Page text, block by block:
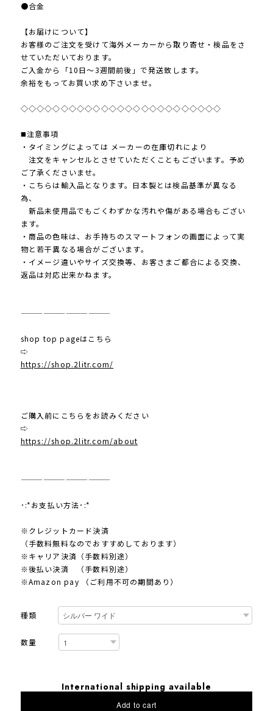
●合金
【お届けについて】
お客様のご注文を受けて海外メーカーから取り寄せ・検品をさ
せていただいております。
ご入金から「10日～3週間前後」で発送致します。
余裕をもってお買い求め下さいませ。
◇◇◇◇◇◇◇◇◇◇◇◇◇◇◇◇◇◇◇◇◇◇◇◇◇
◼️注意事項
・タイミングによっては メーカーの在庫切れにより
注文をキャンセルとさせていただくこともございます。予め
ご了承くださいませ。
・こちらは輸入品となります。日本製とは検品基準が異なる
為、
新品未使用品でもごくわずかな汚れや傷がある場合もござい
ます。
・商品の色味は、お手持ちのスマートフォンの画面によって実
物と若干異なる場合がございます。
・イメージ違いやサイズ交換等、お客さまご都合による交換、
返品は対応出来かねます。
————————————
shop top pageはこちら
⇨
https://shop.2litr.com/
ご購入前にこちらをお読みください
⇨
https://shop.2litr.com/about
————————————
･:*お支払い方法･:*
※クレジットカード決済
（手数料無料なのでおすすめしております）
※キャリア決済（手数料別途）
※後払い決済 （手数料別途）
※Amazon pay （ご利用不可の期間あり）
種類
数量
International shipping available
Add to cart